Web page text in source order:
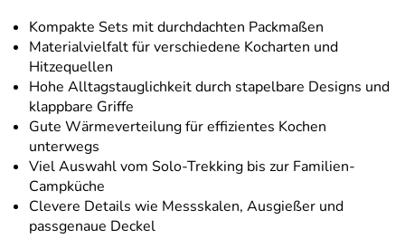
Kompakte Sets mit durchdachten Packmaßen
Materialvielfalt für verschiedene Kocharten und
Hitzequellen
Hohe Alltagstauglichkeit durch stapelbare Designs und
klappbare Griffe
Gute Wärmeverteilung für effizientes Kochen
unterwegs
Viel Auswahl vom Solo-Trekking bis zur Familien-
Campküche
Clevere Details wie Messskalen, Ausgießer und
passgenaue Deckel